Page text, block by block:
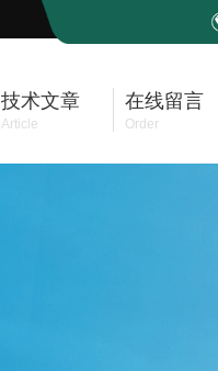
技术文章
Article
在线留言
Order